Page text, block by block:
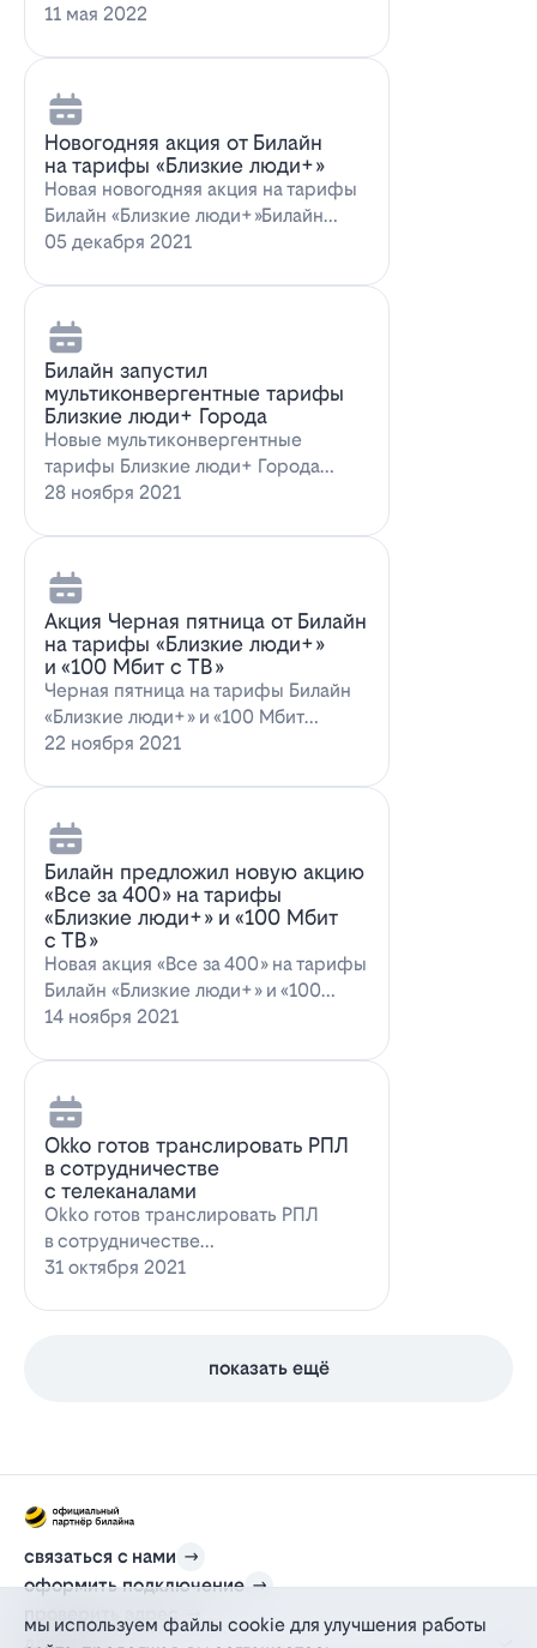
предлагает выг…
11 мая 2022
Новогодняя акция от Билайн
на тарифы «Близкие люди+»
Новая новогодняя акция на тарифы
Билайн «Близкие люди+»Билайн
предлагает новогоднее пред…
05 декабря 2021
Билайн запустил
мультиконвергентные тарифы
Близкие люди+ Города
Новые мультиконвергентные
тарифы Близкие люди+ Города
от БилайнОператор Билайн радует
28 ноября 2021
Акция Черная пятница от Билайн
на тарифы «Близкие люди+»
и «100 Мбит с ТВ»
Черная пятница на тарифы Билайн
«Близкие люди+» и «100 Мбит
с ТВ»Билайн пред…
22 ноября 2021
Билайн предложил новую акцию
«Все за 400» на тарифы
«Близкие люди+» и «100 Мбит
с ТВ»
Новая акция «Все за 400» на тарифы
Билайн «Близкие люди+» и «100
Мбит…
14 ноября 2021
Оkko готов транслировать РПЛ
в сотрудничестве
с телеканалами
Оkko готов транслировать РПЛ
в сотрудничестве
с каналамиВидеосервис Okko
31 октября 2021
показать ещё
связаться с нами
оформить подключение
проверить адрес
для дома
мы используем файлы cookie для улучшения работы